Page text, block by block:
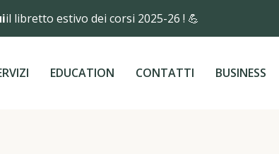
il libretto estivo dei corsi 2025-26 ! 💪
EDUCATION CONTATTI BUSINESS